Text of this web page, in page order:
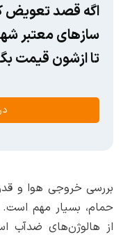
اگه قصد تعویض
سازهای معتبر
تا ازشون قیمت
بررسی خروجی هوا و
حمام، بسیار مهم
از هالوژن‌های ضدآب